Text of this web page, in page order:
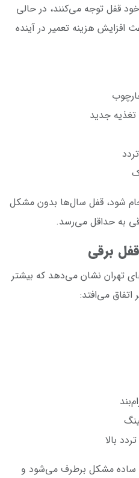
قفل توجه می‌کنند، در حالی
هزینه تعمیر در آینده
تغذیه جدید
شود، قفل سال‌ها بدون مشکل
به حداقل می‌رسد.
برقی
تهران نشان می‌دهد که بیشتر
اتفاق می‌افتد:
بالا
ساده مشکل برطرف می‌شود و